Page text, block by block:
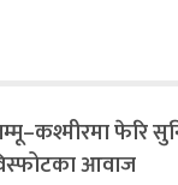
फेरि
आवाज